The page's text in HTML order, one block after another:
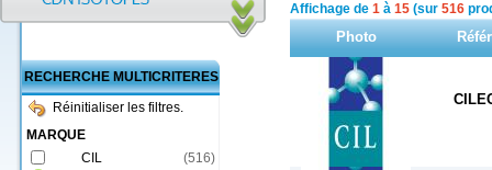
RECHERCHE MULTICRITERES
Réinitialiser les filtres.
MARQUE
CIL
(516)
Affichage de 1 à 15 (sur 516
Photo